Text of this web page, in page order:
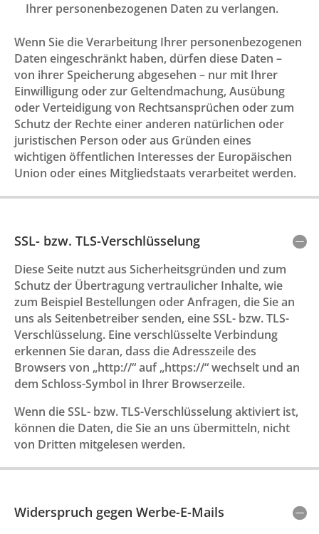
Ihrer personenbezogenen Daten zu verlangen.
Wenn Sie die Verarbeitung Ihrer personenbezogenen
Daten eingeschränkt haben, dürfen diese Daten –
von ihrer Speicherung abgesehen – nur mit Ihrer
Einwilligung oder zur Geltendmachung, Ausübung
oder Verteidigung von Rechtsansprüchen oder zum
Schutz der Rechte einer anderen natürlichen oder
juristischen Person oder aus Gründen eines
wichtigen öffentlichen Interesses der Europäischen
Union oder eines Mitgliedstaats verarbeitet werden.
SSL- bzw. TLS-Verschlüsselung
Diese Seite nutzt aus Sicherheitsgründen und zum
Schutz der Übertragung vertraulicher Inhalte, wie
zum Beispiel Bestellungen oder Anfragen, die Sie an
uns als Seitenbetreiber senden, eine SSL- bzw. TLS-
Verschlüsselung. Eine verschlüsselte Verbindung
erkennen Sie daran, dass die Adresszeile des
Browsers von „http://“ auf „https://“ wechselt und an
dem Schloss-Symbol in Ihrer Browserzeile.
Wenn die SSL- bzw. TLS-Verschlüsselung aktiviert ist,
können die Daten, die Sie an uns übermitteln, nicht
von Dritten mitgelesen werden.
Widerspruch gegen Werbe-E-Mails